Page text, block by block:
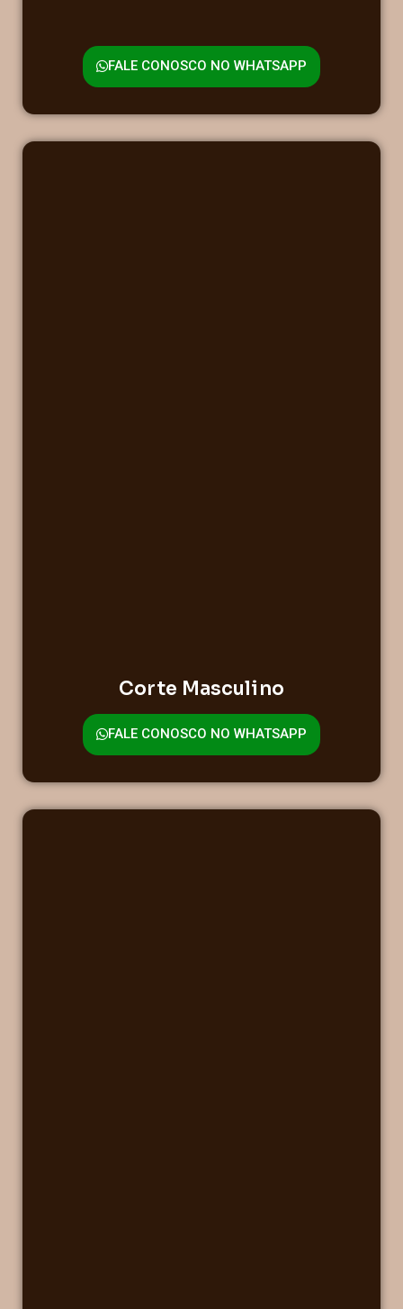
FALE CONOSCO NO WHATSAPP
Corte Masculino
FALE CONOSCO NO WHATSAPP